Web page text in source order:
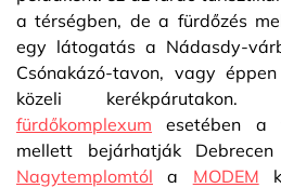
a térségben, de a fürdőzés
egy látogatás a Nádasdy-
Csónakázó-tavon, vagy
közeli
fürdőkomplexum esetében a
mellett bejárhatják
Nagytemplomtól a MODEM